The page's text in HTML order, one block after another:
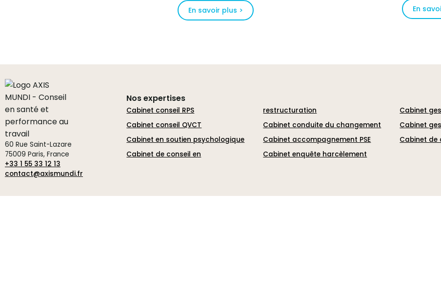
En savoir plus > En
60 Rue Saint-Lazare
75009 Paris, France
+33 1 55 33 12 13
contact@axismundi.fr
Nos expertises
Cabinet conseil RPS
Cabinet conseil QVCT
Cabinet en soutien psychologique
Cabinet de conseil en
restructuration
Cabinet conduite du changement
Cabinet accompagnement PSE
Cabinet enquête harcèlement
Cabinet
Cabinet
Cabinet de